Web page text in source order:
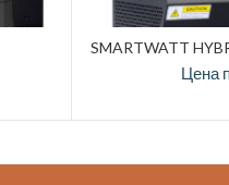
SMARTWATT
Цена